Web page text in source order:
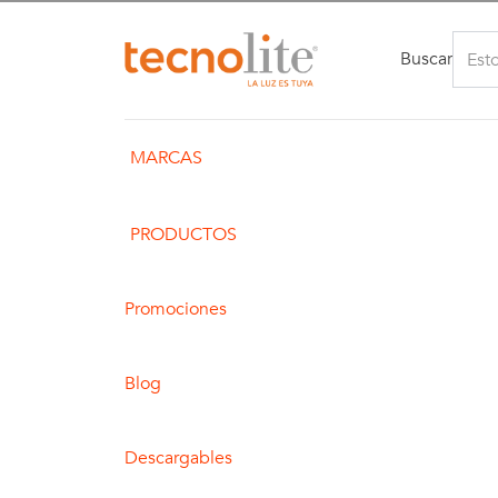
Buscar
MARCAS
PRODUCTOS
Promociones
Blog
Descargables